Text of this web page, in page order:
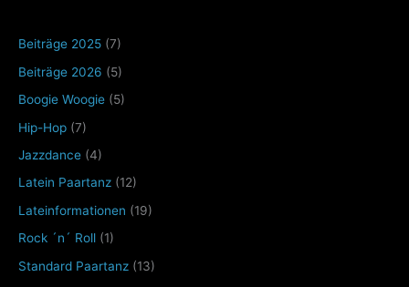
Beiträge 2025 (7)
Beiträge 2026 (5)
Boogie Woogie (5)
Hip-Hop (7)
Jazzdance (4)
Latein Paartanz (12)
Lateinformationen (19)
Rock ´n´ Roll (1)
Standard Paartanz (13)